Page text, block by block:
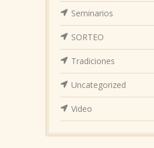
Seminarios
SORTEO
Tradiciones
Uncategorized
Video